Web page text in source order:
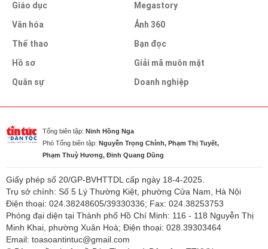
Giáo dục
Văn hóa
Thể thao
Hồ sơ
Quân sự
Megastory
Ảnh 360
Bạn đọc
Giải mã muôn mặt
Doanh nghiệp
Tổng biên tập: Ninh Hồng Nga
Phó Tổng biên tập: Nguyễn Trọng Chính, Phạm Thị Tuyết,
Phạm Thuỳ Hương, Đinh Quang Dũng
Giấy phép số 20/GP-BVHTTDL cấp ngày 18-4-2025.
Trụ sở chính: Số 5 Lý Thường Kiệt, phường Cửa Nam, Hà Nội
Điện thoại: 024.38248605/39330336; Fax: 024.38253753
Phòng đại diện tại Thành phố Hồ Chí Minh: 116 - 118 Nguyễn Thị
Minh Khai, phường Xuân Hoà; Điện thoại: 028.39303464
Email: toasoantintuc@gmail.com